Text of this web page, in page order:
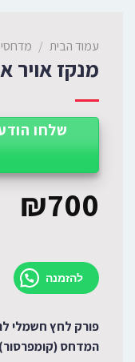
עמוד הבית / מדחסי
מנקז אויר
₪700
להזמנה
פורק לחץ חשמלי
המדחס (קומפרסור)